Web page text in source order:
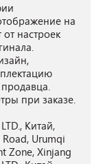
на
настроек
при заказе.
Китай,
Urumqi
Zone, Xinjang